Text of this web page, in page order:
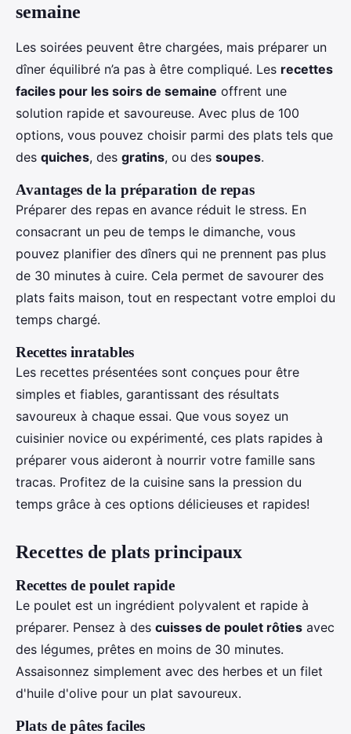
semaine
Les soirées peuvent être chargées, mais préparer un
dîner équilibré n’a pas à être compliqué. Les recettes
faciles pour les soirs de semaine offrent une
solution rapide et savoureuse. Avec plus de 100
options, vous pouvez choisir parmi des plats tels que
des quiches, des gratins, ou des soupes.
Avantages de la préparation de repas
Préparer des repas en avance réduit le stress. En
consacrant un peu de temps le dimanche, vous
pouvez planifier des dîners qui ne prennent pas plus
de 30 minutes à cuire. Cela permet de savourer des
plats faits maison, tout en respectant votre emploi du
temps chargé.
Recettes inratables
Les recettes présentées sont conçues pour être
simples et fiables, garantissant des résultats
savoureux à chaque essai. Que vous soyez un
cuisinier novice ou expérimenté, ces plats rapides à
préparer vous aideront à nourrir votre famille sans
tracas. Profitez de la cuisine sans la pression du
temps grâce à ces options délicieuses et rapides!
Recettes de plats principaux
Recettes de poulet rapide
Le poulet est un ingrédient polyvalent et rapide à
préparer. Pensez à des cuisses de poulet rôties avec
des légumes, prêtes en moins de 30 minutes.
Assaisonnez simplement avec des herbes et un filet
d'huile d'olive pour un plat savoureux.
Plats de pâtes faciles